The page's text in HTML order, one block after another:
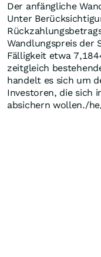
Der anfängliche
Unter
Wandlungspreis der
Fälligkeit etwa
zeitgleich
handelt es sich um
Investoren, die sich
absichern wollen./